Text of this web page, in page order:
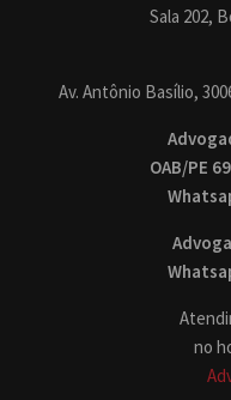
Sala 202,
Av. Antônio Basílio,
OAB/PE
no